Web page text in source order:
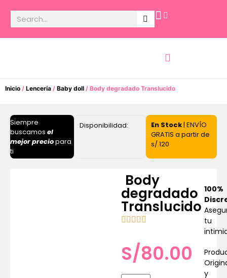
Inicio / Lencería / Baby doll / Body degradado Translucido
Siempre
buscamos el
mejor preciopara
ti
Disponibilidad: En Stock| ENVÍO
GRATIS a partir de
s/.120
Body
degradado
Translucido
S/80.00
100%
tu
y